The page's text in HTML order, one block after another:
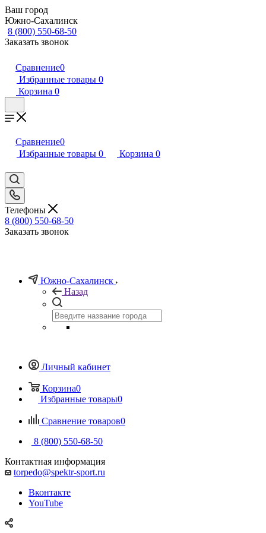
Ваш город
Южно-Сахалинск
8 (800) 550-68-50
Заказать звонок
Сравнение0
Избранные товары 0
Корзина 0
Сравнение0
Избранные товары 0 Корзина 0
Телефоны
8 (800) 550-68-50
Заказать звонок
Южно-Сахалинск
Назад
Личный кабинет
Корзина0
Избранные товары0
Сравнение товаров0
8 (800) 550-68-50
Контактная информация
torpedo@spektr-sport.ru
Вконтакте
YouTube